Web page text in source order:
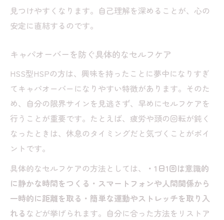
見つけやすくなります。自己理解を深めることが、心の
安定に直結するのです。
キャパオーバーを防ぐ具体的なセルフケア
HSS型HSPの方は、興味を持ったことに夢中になりすぎ
てキャパオーバーになりやすい特徴があります。そのた
め、自分の限界サインを見逃さず、早めにセルフケアを
行うことが重要です。たとえば、疲労や頭の回転が鈍く
なったときは、休息のタイミングだと気づくことがポイ
ントです。
具体的なセルフケアの方法としては、
・1日1回は意識的
に静かな時間をつくる・スマートフォンや人間関係から
一時的に距離を取る・簡単な運動やストレッチを取り入
れる などが挙げられます。自分に合った方法をリストア